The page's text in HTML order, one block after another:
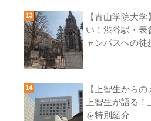
【青山学院大
い！渋谷駅・表
ャンパスへの徒
【上智生から
上智生が語る
を特別紹介